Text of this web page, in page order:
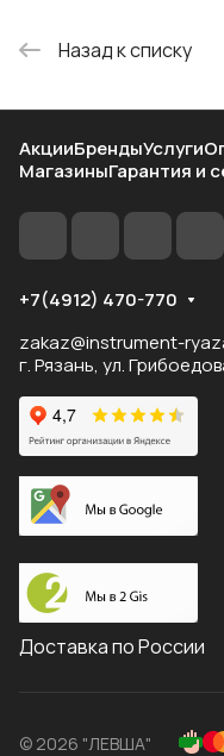
Назад к списку
АкцииБрендыУслуги
МагазиныГарантия и
+7(4912) 470-770
zakaz@instrument-
г. Рязань, ул.
Доставка по России
© 2026 "ЛЕВША"